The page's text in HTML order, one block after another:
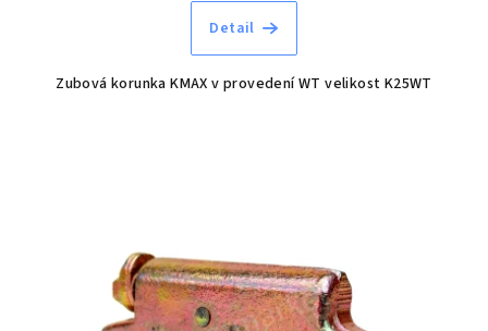
Detail
Zubová korunka KMAX v provedení WT velikost K25WT